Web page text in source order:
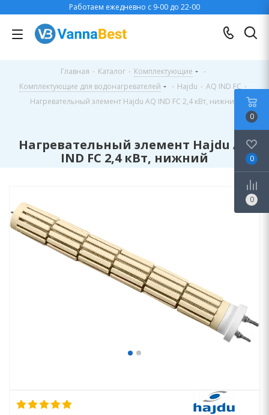
Работаем ежедневно с 9-00 до 22-00
Главная - Каталог - Комплектующие
-
Комплектующие для водонагревателей
- Hajdu - AQ IND FC -
Нагревательный элемент Hajdu AQ IND FC 2,4 кВт, нижний
Нагревательный элемент Hajdu AQ
IND FC 2,4 кВт, нижний
0
0
0